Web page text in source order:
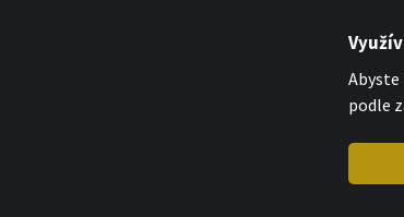
Abyste
podle